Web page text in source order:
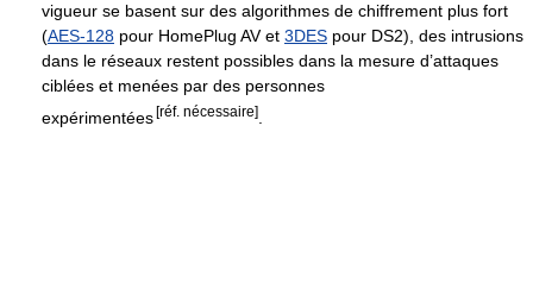
vigueur se basent sur des algorithmes de chiffrement plus fort
(AES-128 pour HomePlug AV et 3DES pour DS2), des intrusions
dans le réseaux restent possibles dans la mesure d’attaques
ciblées et menées par des personnes
expérimentées [réf. nécessaire]